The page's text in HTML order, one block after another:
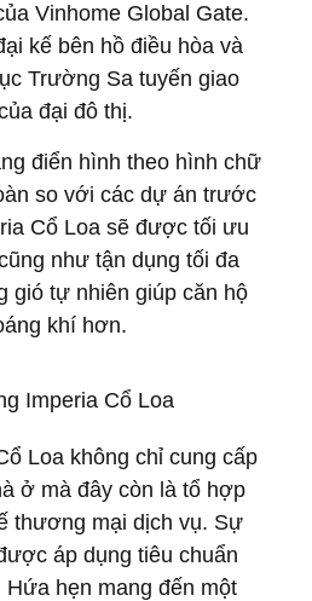
Vinhome Global Gate.
kế bên hồ điều hòa và
Trường Sa tuyến giao
đại đô thị.
điển hình theo hình chữ
so với các dự án trước
Cổ Loa sẽ được tối ưu
như tận dụng tối đa
gió tự nhiên giúp căn hộ
khí hơn.
Loa không chỉ cung cấp
ở mà đây còn là tổ hợp
thương mại dịch vụ. Sự
áp dụng tiêu chuẩn
Hứa hẹn mang đến một